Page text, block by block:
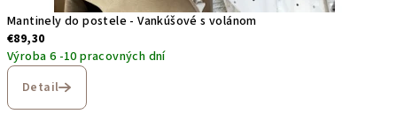
Mantinely do postele - Vankúšové s volánom
€89,30
Výroba 6 -10 pracovných dní
Detail